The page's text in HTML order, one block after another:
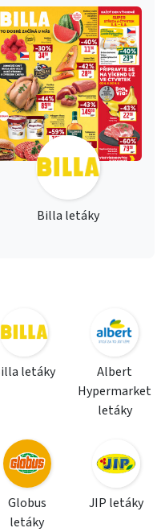
Billa letáky
letáky
Albert
Hypermarket
letáky
Globus
letáky
JIP letáky